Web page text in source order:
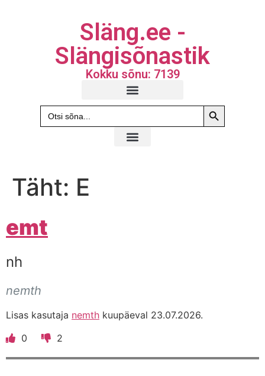
Släng.ee -
Slängisõnastik
Kokku sõnu: 7139
Search
for:
Search
Täht: E
emt
nh
nemth
Lisas kasutaja nemth kuupäeval 23.07.2026.
0
2